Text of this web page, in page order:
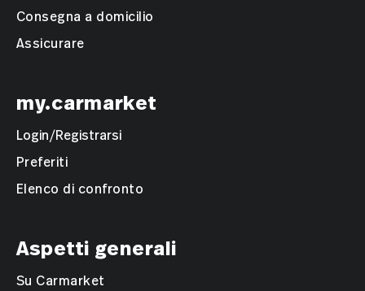
Consegna a domicilio
Assicurare
my.carmarket
Login/Registrarsi
Preferiti
Elenco di confronto
Aspetti generali
Su Carmarket